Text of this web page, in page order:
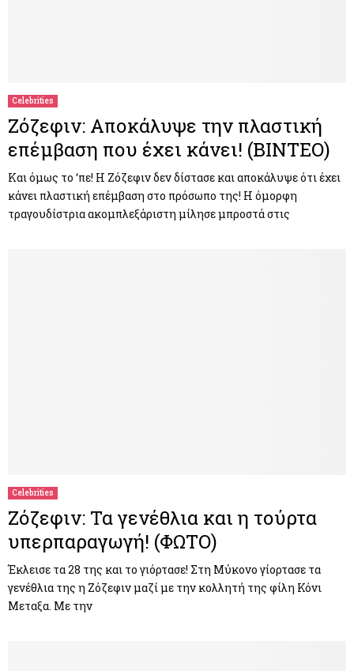
Celebrities
Ζόζεφιν: Αποκάλυψε την πλαστική
επέμβαση που έχει κάνει! (ΒΙΝΤΕΟ)
Και όμως το ‘πε! Η Ζόζεφιν δεν δίστασε και αποκάλυψε ότι έχει
κάνει πλαστική επέμβαση στο πρόσωπο της! Η όμορφη
τραγουδίστρια ακομπλεξάριστη μίλησε μπροστά στις
Celebrities
Ζόζεφιν: Τα γενέθλια και η τούρτα
υπερπαραγωγή! (ΦΩΤΟ)
Έκλεισε τα 28 της και το γιόρτασε! Στη Μύκονο γίορτασε τα
γενέθλια της η Ζόζεφιν μαζί με την κολλητή της φίλη Κόνι
Μεταξα. Με την